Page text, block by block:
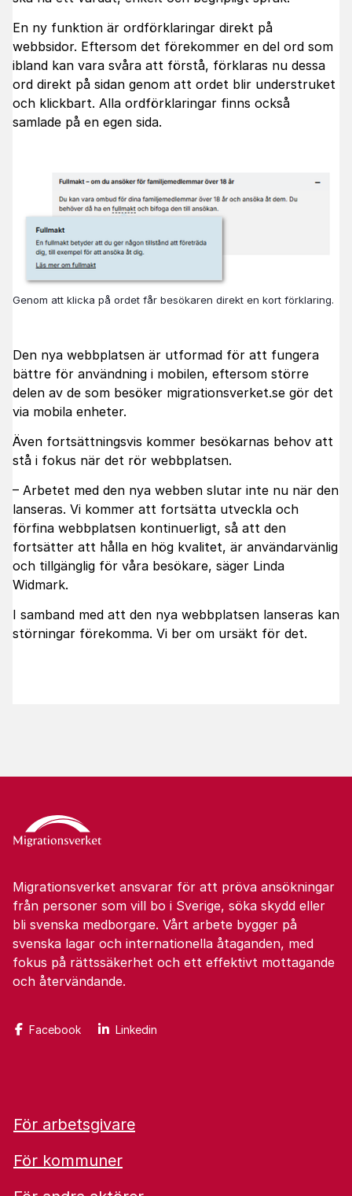
En ny funktion är ordförklaringar direkt på
webbsidor. Eftersom det förekommer en del ord som
ibland kan vara svåra att förstå, förklaras nu dessa
ord direkt på sidan genom att ordet blir understruket
och klickbart. Alla ordförklaringar finns också
samlade på en egen sida.
Genom att klicka på ordet får besökaren direkt en kort förklaring.
Den nya webbplatsen är utformad för att fungera
bättre för användning i mobilen, eftersom större
delen av de som besöker migrationsverket.se gör det
via mobila enheter.
Även fortsättningsvis kommer besökarnas behov att
stå i fokus när det rör webbplatsen.
– Arbetet med den nya webben slutar inte nu när den
lanseras. Vi kommer att fortsätta utveckla och
förfina webbplatsen kontinuerligt, så att den
fortsätter att hålla en hög kvalitet, är användarvänlig
och tillgänglig för våra besökare, säger Linda
Widmark.
I samband med att den nya webbplatsen lanseras kan
störningar förekomma. Vi ber om ursäkt för det.
Migrationsverket ansvarar för att pröva ansökningar
från personer som vill bo i Sverige, söka skydd eller
bli svenska medborgare. Vårt arbete bygger på
svenska lagar och internationella åtaganden, med
fokus på rättssäkerhet och ett effektivt mottagande
och återvändande.
Facebook Linkedin
För arbetsgivare
För kommuner